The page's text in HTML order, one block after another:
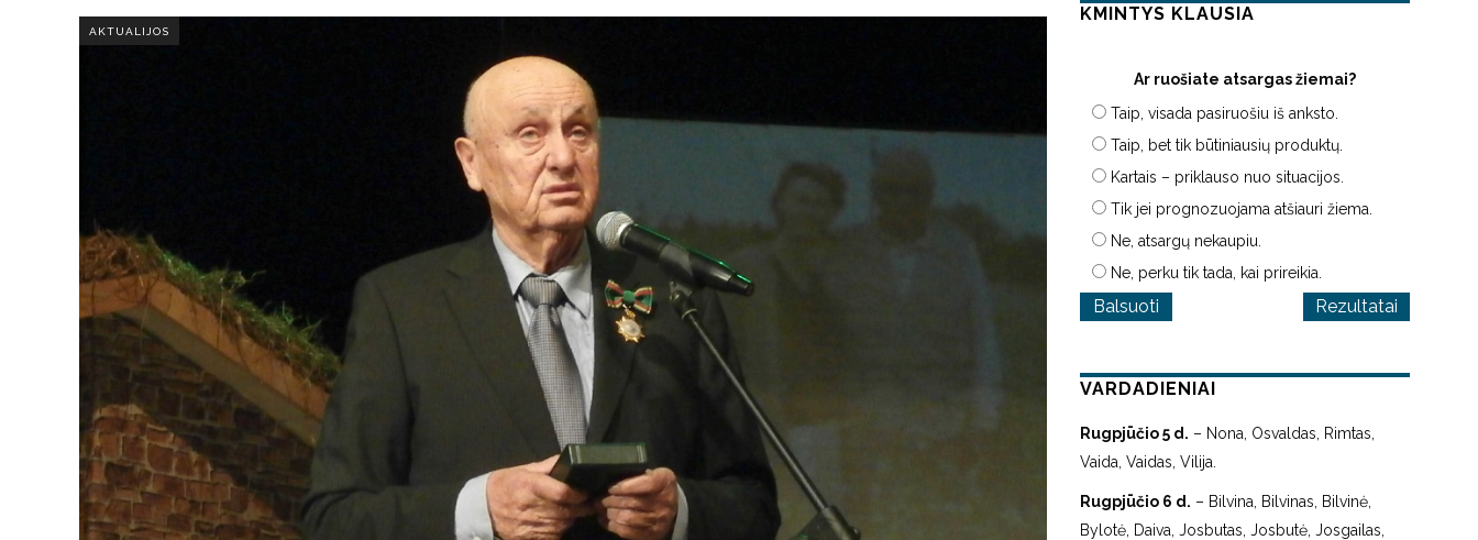
AKTUALIJOS
KMINTYS KLAUSIA
Ar ruošiate atsargas žiemai?
Taip, visada pasiruošiu iš anksto.
Taip, bet tik būtiniausių produktų.
Kartais – priklauso nuo situacijos.
Tik jei prognozuojama atšiauri žiema.
Ne, atsargų nekaupiu.
Ne, perku tik tada, kai prireikia.
Rezultatai
VARDADIENIAI
Rugpjūčio 5 d. – Nona, Osvaldas, Rimtas,
Vaida, Vaidas, Vilija.
Rugpjūčio 6 d. – Bilvina, Bilvinas, Bilvinė,
Bylotė, Daiva, Josbutas, Josbutė, Josgailas,